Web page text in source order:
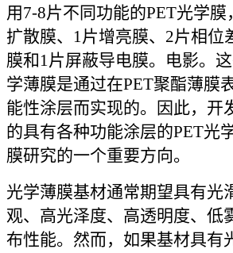
用7-8片不同功能的PET光学膜
扩散膜、1片增亮膜、2片相位
膜和1片屏蔽导电膜。电影。
学薄膜是通过在PET聚酯薄膜
能性涂层而实现的。因此，开
的具有各种功能涂层的PET光
膜研究的一个重要方向。
光学薄膜基材通常期望具有光
观、高光泽度、高透明度、低
布性能。然而，如果基材具有